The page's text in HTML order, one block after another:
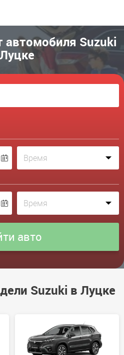
автомобиля Suzuki
Suzuki в Луцке